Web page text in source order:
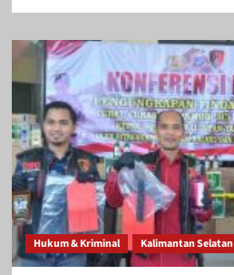
Hukum & Kriminal Kalimantan Selatan